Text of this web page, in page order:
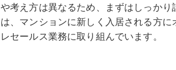
や考え方は異なるため、まずはしっか
は、マンションに新しく入居される方
レセールス業務に取り組んでいます。